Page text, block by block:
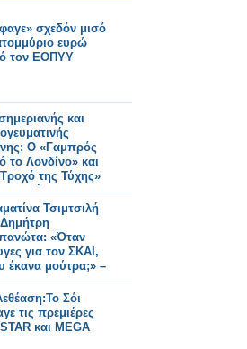
σχεδόν μισό
ευρώ
τον ΕΟΠΥΥ
και
Ο «Γαμπρός
το Λονδίνο» και
της Τύχης»
του
Τσιμτσιλή
«Όταν
για τον ΣΚΑΙ,
έκανα μούτρα;» –
Σόι
τις πρεμιέρες
και MEGA